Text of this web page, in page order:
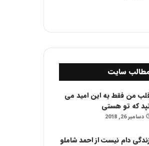
مطالب سایت
من فقط به این امید می
که تو هستی
دسامبر 26, 2018
دام نیست از احمد شاملو